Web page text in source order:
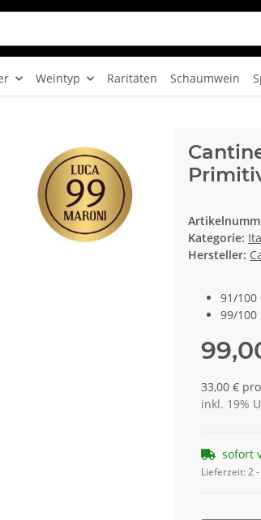
Weintyp Raritäten Schaumwein
Kategorie:
Hersteller:
91/100
99/100
33,00 €
inkl. 19%
sofort
Lieferzeit:2